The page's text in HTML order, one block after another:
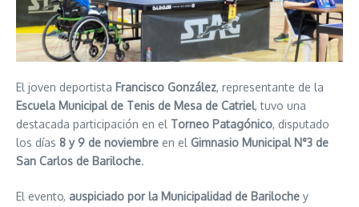
El joven deportista Francisco González, representante de la
Escuela Municipal de Tenis de Mesa de Catriel, tuvo una
destacada participación en el Torneo Patagónico, disputado
los días 8 y 9 de noviembre en el Gimnasio Municipal N°3 de
San Carlos de Bariloche.
El evento, auspiciado por la Municipalidad de Bariloche y